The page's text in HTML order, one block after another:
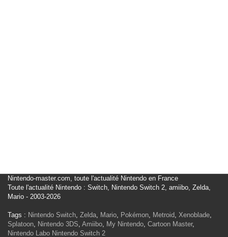
Nintendo-master.com, toute l'actualité Nintendo en France
Toute l'actualité Nintendo : Switch, Nintendo Switch 2, amiibo, Zelda,
Mario - 2003-2026
Tags : Nintendo Switch, Zelda, Mario, Pokémon, Metroid, Xenoblade,
Splatoon, Nintendo 3DS, Amiibo, My Nintendo, Cartoon Master,
Nintendo Labo Nintendo Switch 2